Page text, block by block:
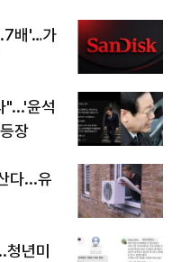
배'…가
"...'윤석
장
다...유
청년미